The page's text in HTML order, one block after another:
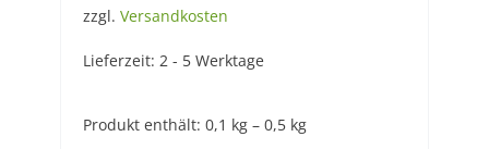
zzgl. Versandkosten
Lieferzeit: 2 - 5 Werktage
Produkt enthält: 0,1 kg – 0,5 kg